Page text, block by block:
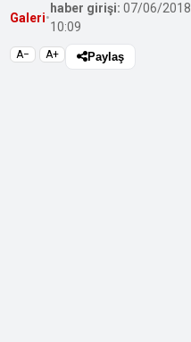
Galeri•
haber girişi: 07/06/2018
10:09
A− A+ Paylaş